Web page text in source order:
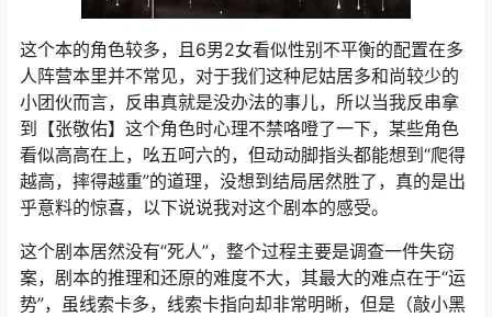
这个本的角色较多，且6男2女看似性别不平衡的配置在多
人阵营本里并不常见，对于我们这种尼姑居多和尚较少的
小团伙而言，反串真就是没办法的事儿，所以当我反串拿
到【张敬佑】这个角色时心理不禁咯噔了一下，某些角色
看似高高在上，吆五呵六的，但动动脚指头都能想到“爬得
越高，摔得越重”的道理，没想到结局居然胜了，真的是出
乎意料的惊喜，以下说说我对这个剧本的感受。
这个剧本居然没有“死人”，整个过程主要是调查一件失窃
案，剧本的推理和还原的难度不大，其最大的难点在于“运
势”，虽线索卡多，线索卡指向却非常明晰，但是（敲小黑